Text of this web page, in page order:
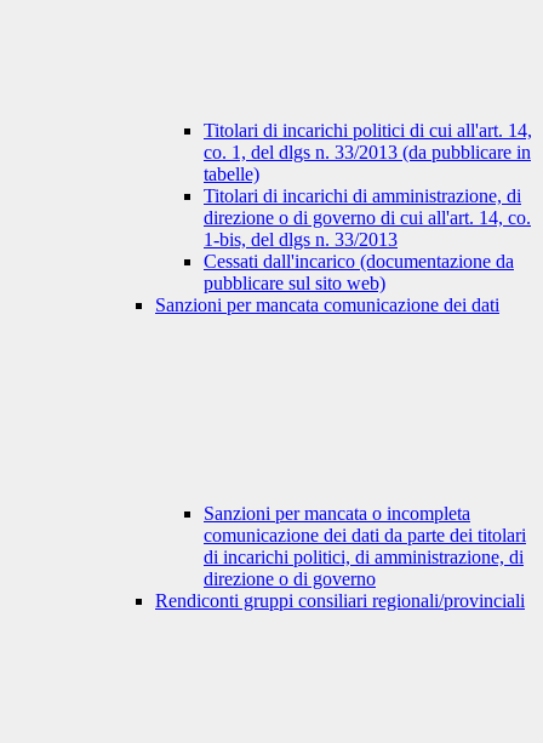
Titolari di incarichi politici di cui all'art. 14,
co. 1, del dlgs n. 33/2013 (da pubblicare in
tabelle)
Titolari di incarichi di amministrazione, di
direzione o di governo di cui all'art. 14, co.
1-bis, del dlgs n. 33/2013
Cessati dall'incarico (documentazione da
pubblicare sul sito web)
Sanzioni per mancata comunicazione dei dati
Sanzioni per mancata o incompleta
comunicazione dei dati da parte dei titolari
di incarichi politici, di amministrazione, di
direzione o di governo
Rendiconti gruppi consiliari regionali/provinciali